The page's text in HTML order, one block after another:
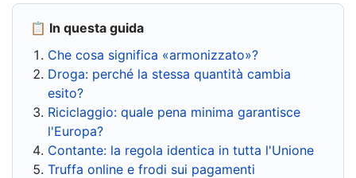
📋 In questa guida
Che cosa significa «armonizzato»?
Droga: perché la stessa quantità cambia
esito?
Riciclaggio: quale pena minima garantisce
l'Europa?
Contante: la regola identica in tutta l'Unione
Truffa online e frodi sui pagamenti